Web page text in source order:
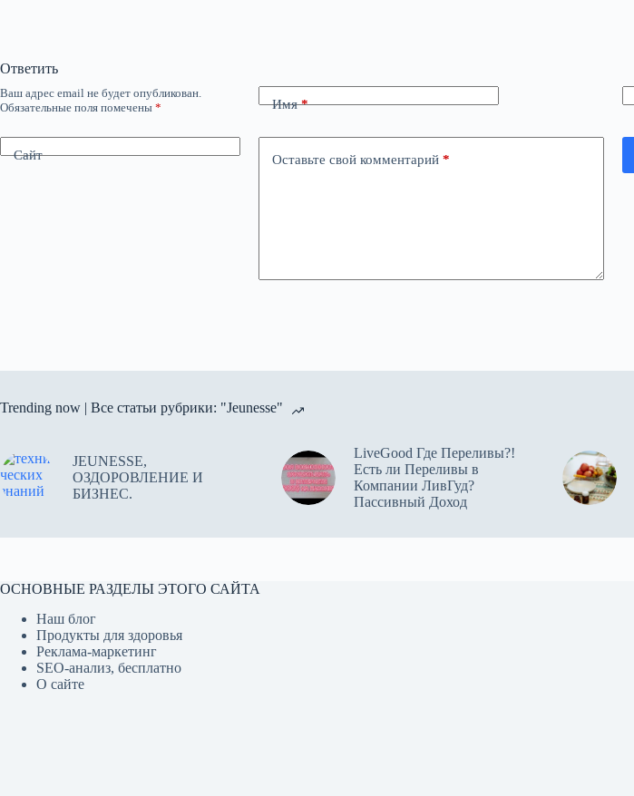
Ответить
Ваш адрес email не будет опубликован.
Обязательные поля помечены * Имя*
Сайт Оставьте свой комментарий *
Trending now | Все статьи рубрики: "Jeunesse"
JEUNESSE,
ОЗДОРОВЛЕНИЕ И
БИЗНЕС.
LiveGood Где Переливы?!
Есть ли Переливы в
Компании ЛивГуд?
Пассивный Доход
ОСНОВНЫЕ РАЗДЕЛЫ ЭТОГО САЙТА
Наш блог
Продукты для здоровья
Реклама-маркетинг
SEO-анализ, бесплатно
О сайте